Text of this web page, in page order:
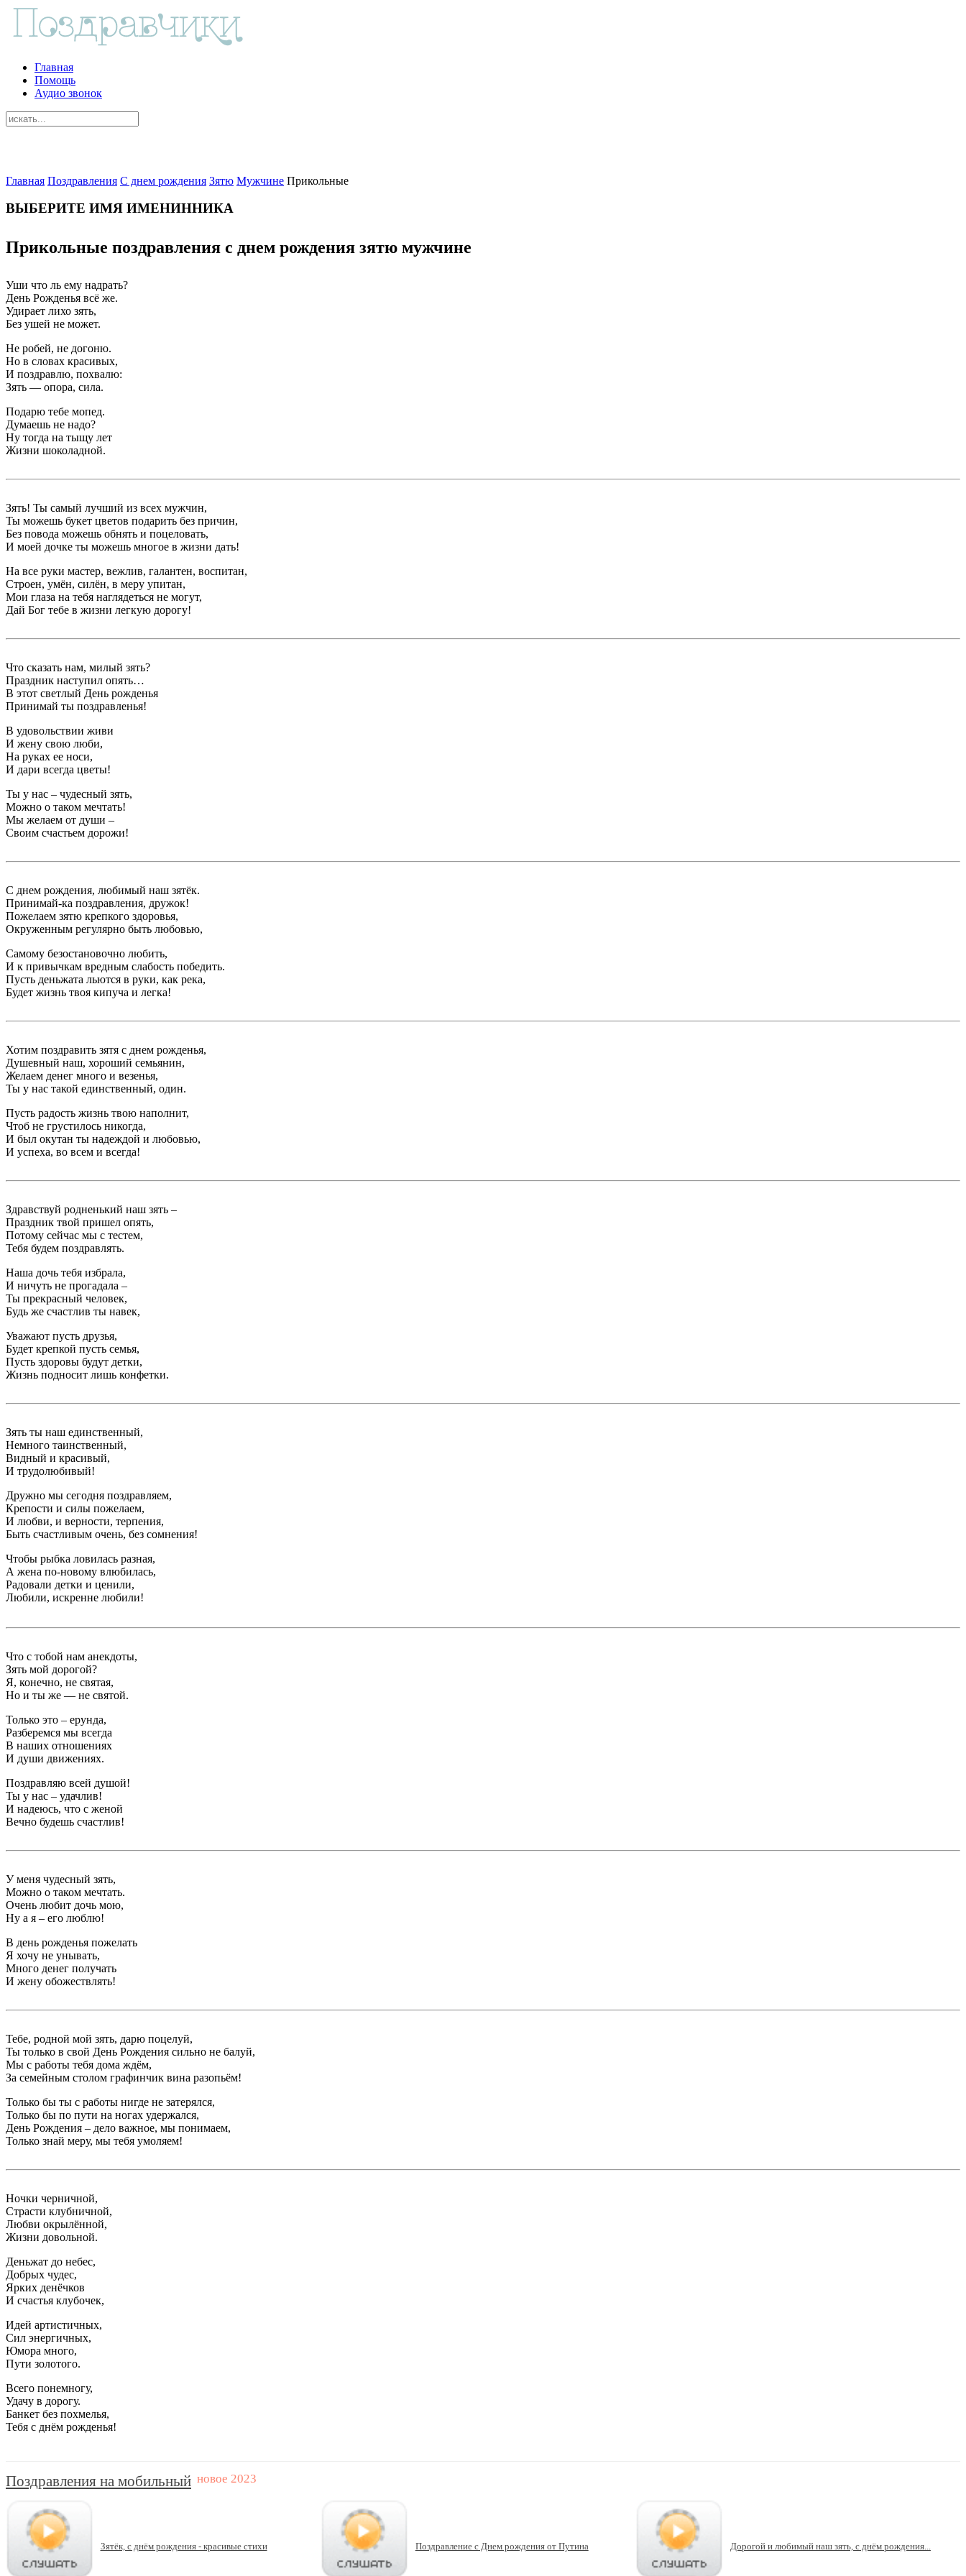
Главная
Помощь
Аудио звонок
Главная Поздравления С днем рождения Зятю Мужчине Прикольные
ВЫБЕРИТЕ ИМЯ ИМЕНИННИКА
Прикольные поздравления с днем рождения зятю мужчине
Уши что ль ему надрать?
День Рожденья всё же.
Удирает лихо зять,
Без ушей не может.
Не робей, не догоню.
Но в словах красивых,
И поздравлю, похвалю:
Зять — опора, сила.
Подарю тебе мопед.
Думаешь не надо?
Ну тогда на тыщу лет
Жизни шоколадной.
Зять! Ты самый лучший из всех мужчин,
Ты можешь букет цветов подарить без причин,
Без повода можешь обнять и поцеловать,
И моей дочке ты можешь многое в жизни дать!
На все руки мастер, вежлив, галантен, воспитан,
Строен, умён, силён, в меру упитан,
Мои глаза на тебя наглядеться не могут,
Дай Бог тебе в жизни легкую дорогу!
Что сказать нам, милый зять?
Праздник наступил опять…
В этот светлый День рожденья
Принимай ты поздравленья!
В удовольствии живи
И жену свою люби,
На руках ее носи,
И дари всегда цветы!
Ты у нас – чудесный зять,
Можно о таком мечтать!
Мы желаем от души –
Своим счастьем дорожи!
С днем рождения, любимый наш зятёк.
Принимай-ка поздравления, дружок!
Пожелаем зятю крепкого здоровья,
Окруженным регулярно быть любовью,
Самому безостановочно любить,
И к привычкам вредным слабость победить.
Пусть деньжата льются в руки, как река,
Будет жизнь твоя кипуча и легка!
Хотим поздравить зятя с днем рожденья,
Душевный наш, хороший семьянин,
Желаем денег много и везенья,
Ты у нас такой единственный, один.
Пусть радость жизнь твою наполнит,
Чтоб не грустилось никогда,
И был окутан ты надеждой и любовью,
И успеха, во всем и всегда!
Здравствуй родненький наш зять –
Праздник твой пришел опять,
Потому сейчас мы с тестем,
Тебя будем поздравлять.
Наша дочь тебя избрала,
И ничуть не прогадала –
Ты прекрасный человек,
Будь же счастлив ты навек,
Уважают пусть друзья,
Будет крепкой пусть семья,
Пусть здоровы будут детки,
Жизнь подносит лишь конфетки.
Зять ты наш единственный,
Немного таинственный,
Видный и красивый,
И трудолюбивый!
Дружно мы сегодня поздравляем,
Крепости и силы пожелаем,
И любви, и верности, терпения,
Быть счастливым очень, без сомнения!
Чтобы рыбка ловилась разная,
А жена по-новому влюбилась,
Радовали детки и ценили,
Любили, искренне любили!
Что с тобой нам анекдоты,
Зять мой дорогой?
Я, конечно, не святая,
Но и ты же — не святой.
Только это – ерунда,
Разберемся мы всегда
В наших отношениях
И души движениях.
Поздравляю всей душой!
Ты у нас – удачлив!
И надеюсь, что с женой
Вечно будешь счастлив!
У меня чудесный зять,
Можно о таком мечтать.
Очень любит дочь мою,
Ну а я – его люблю!
В день рожденья пожелать
Я хочу не унывать,
Много денег получать
И жену обожествлять!
Тебе, родной мой зять, дарю поцелуй,
Ты только в свой День Рождения сильно не балуй,
Мы с работы тебя дома ждём,
За семейным столом графинчик вина разопьём!
Только бы ты с работы нигде не затерялся,
Только бы по пути на ногах удержался,
День Рождения – дело важное, мы понимаем,
Только знай меру, мы тебя умоляем!
Ночки черничной,
Страсти клубничной,
Любви окрылённой,
Жизни довольной.
Деньжат до небес,
Добрых чудес,
Ярких денёчков
И счастья клубочек,
Идей артистичных,
Сил энергичных,
Юмора много,
Пути золотого.
Всего понемногу,
Удачу в дорогу.
Банкет без похмелья,
Тебя с днём рожденья!
Поздравления на мобильный
Зятёк, с днём рождения - красивые стихи Поздравление с Днем рождения от Путина Дорогой и любимый наш зять, с днём рождения...